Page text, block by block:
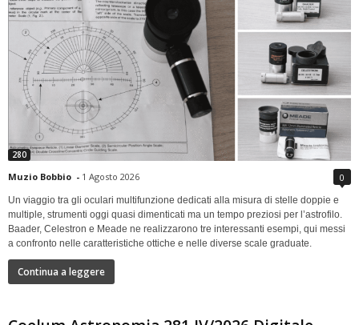
280
Muzio Bobbio - 1 Agosto 2026 0
Un viaggio tra gli oculari multifunzione dedicati alla misura di stelle doppie e
multiple, strumenti oggi quasi dimenticati ma un tempo preziosi per l’astrofilo.
Baader, Celestron e Meade ne realizzarono tre interessanti esempi, qui messi
a confronto nelle caratteristiche ottiche e nelle diverse scale graduate.
Continua a leggere